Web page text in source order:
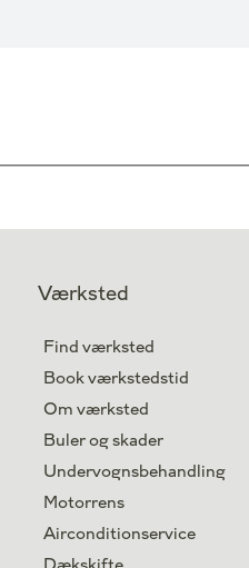
Værksted
Find værksted
Book værkstedstid
Om værksted
Buler og skader
Undervognsbehandling
Motorrens
Airconditionservice